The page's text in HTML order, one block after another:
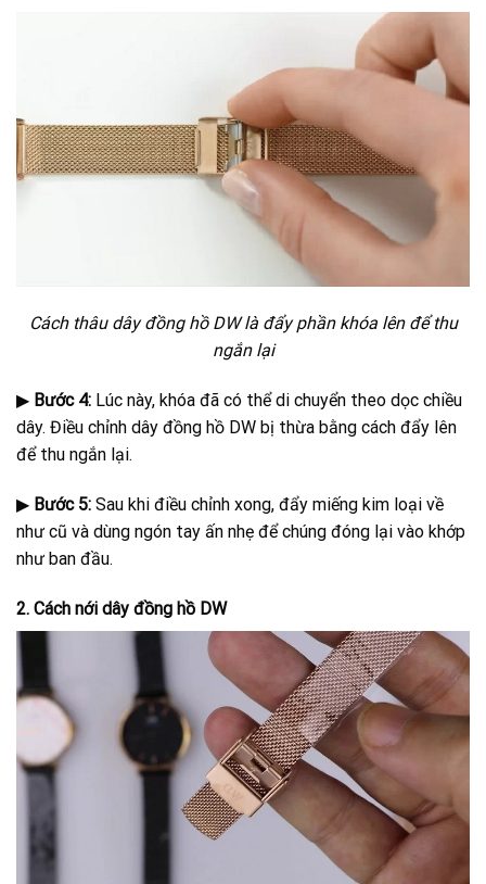
Cách thâu dây đồng hồ DW là đẩy phần khóa lên để thu
ngắn lại
▶ Bước 4: Lúc này, khóa đã có thể di chuyển theo dọc chiều
dây. Điều chỉnh dây đồng hồ DW bị thừa bằng cách đẩy lên
để thu ngắn lại.
▶ Bước 5: Sau khi điều chỉnh xong, đẩy miếng kim loại về
như cũ và dùng ngón tay ấn nhẹ để chúng đóng lại vào khớp
như ban đầu.
2. Cách nới dây đồng hồ DW